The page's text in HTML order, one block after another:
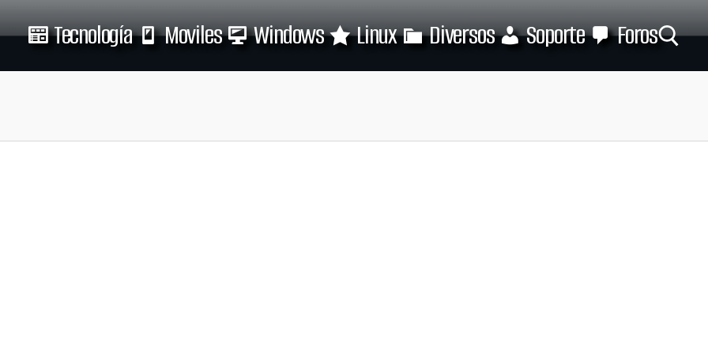
Tecnología Moviles Windows Linux Diversos Soporte Foros